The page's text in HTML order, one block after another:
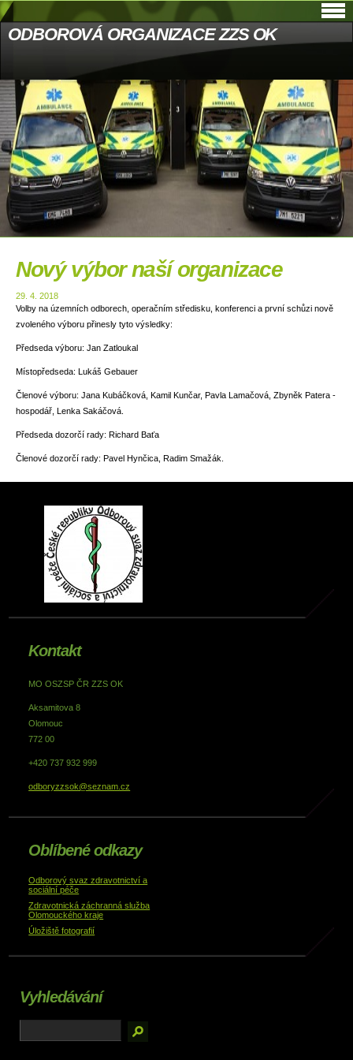
ODBOROVÁ ORGANIZACE ZZS OK
Nový výbor naší organizace
29. 4. 2018
Volby na územních odborech, operačním středisku, konferenci a první schůzi nově
zvoleného výboru přinesly tyto výsledky:
Předseda výboru: Jan Zatloukal
Místopředseda: Lukáš Gebauer
Členové výboru: Jana Kubáčková, Kamil Kunčar, Pavla Lamačová, Zbyněk Patera -
hospodář, Lenka Sakáčová.
Předseda dozorčí rady: Richard Baťa
Členové dozorčí rady: Pavel Hynčica, Radim Smažák.
Kontakt
MO OSZSP ČR ZZS OK
Aksamitova 8
Olomouc
772 00
+420 737 932 999
odboryzzsok@seznam.cz
Oblíbené odkazy
Odborový svaz zdravotnictví a
sociální péče
Zdravotnická záchranná služba
Olomouckého kraje
Úložiště fotografií
Vyhledávání